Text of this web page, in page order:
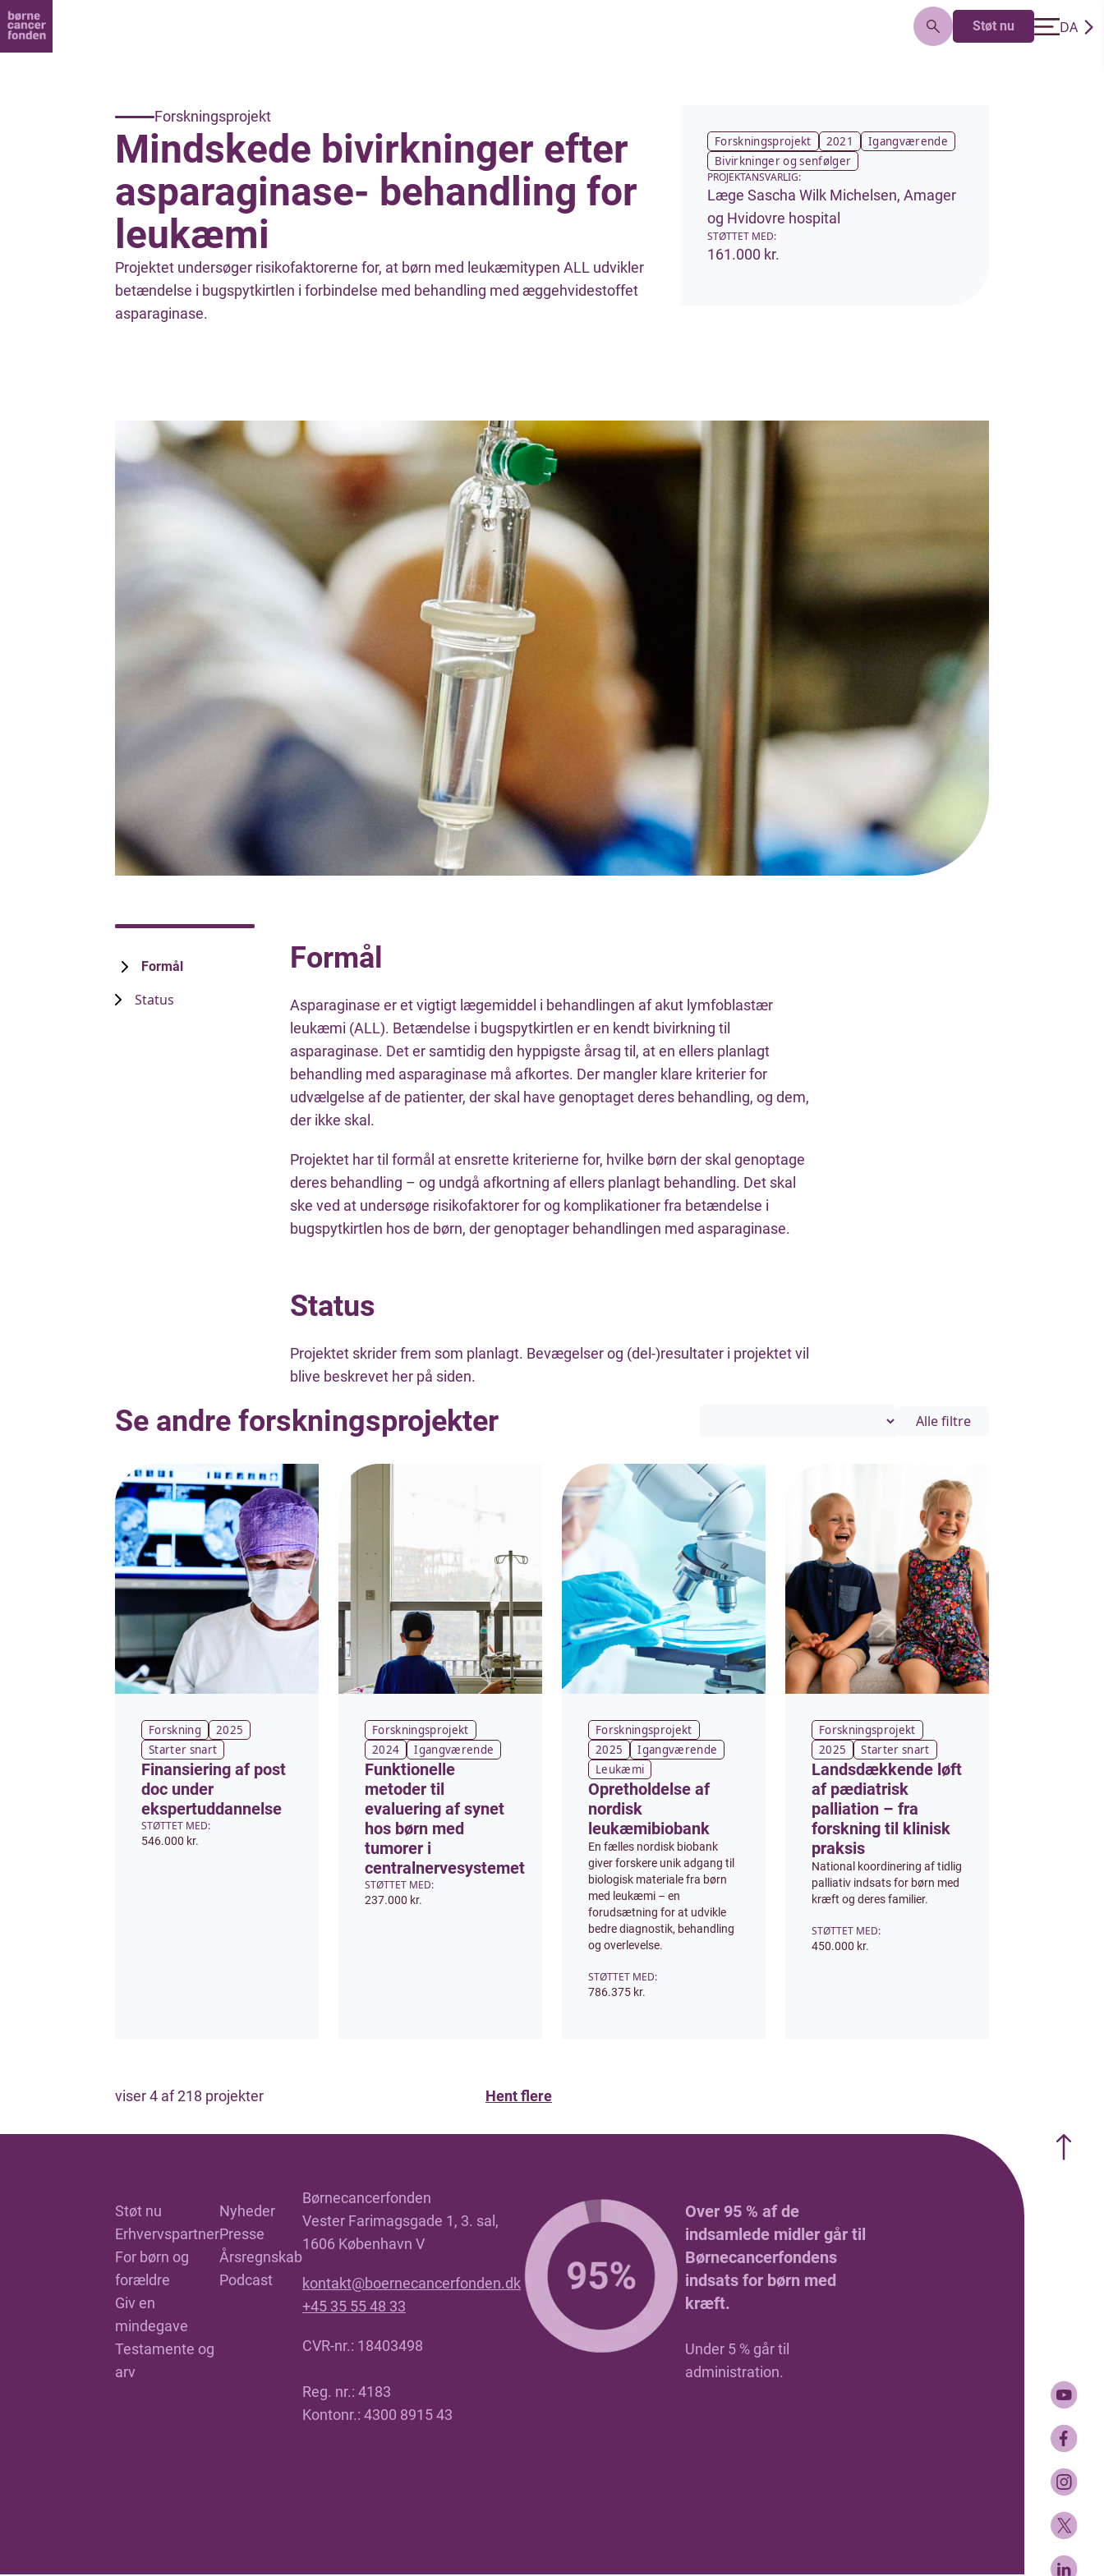
Støt nu
DA
Forskningsprojekt
Mindskede bivirkninger efter
asparaginase- behandling for
leukæmi
Projektet undersøger risikofaktorerne for, at børn med leukæmitypen ALL udvikler
betændelse i bugspytkirtlen i forbindelse med behandling med æggehvidestoffet
asparaginase.
Forskningsprojekt 2021
Igangværende
Bivirkninger og senfølger
PROJEKTANSVARLIG:
Læge Sascha Wilk Michelsen, Amager
og Hvidovre hospital
STØTTET MED:
161.000 kr.
Formål
Status
Formål
Asparaginase er et vigtigt lægemiddel i behandlingen af akut lymfoblastær
leukæmi (ALL). Betændelse i bugspytkirtlen er en kendt bivirkning til
asparaginase. Det er samtidig den hyppigste årsag til, at en ellers planlagt
behandling med asparaginase må afkortes. Der mangler klare kriterier for
udvælgelse af de patienter, der skal have genoptaget deres behandling, og dem,
der ikke skal.
Projektet har til formål at ensrette kriterierne for, hvilke børn der skal genoptage
deres behandling – og undgå afkortning af ellers planlagt behandling. Det skal
ske ved at undersøge risikofaktorer for og komplikationer fra betændelse i
bugspytkirtlen hos de børn, der genoptager behandlingen med asparaginase.
Status
Projektet skrider frem som planlagt. Bevægelser og (del-)resultater i projektet vil
blive beskrevet her på siden.
Se andre forskningsprojekter Alle filtre
Forskning
2025
Starter snart
Finansiering af post
doc under
ekspertuddannelse
STØTTET MED:
546.000 kr.
Forskningsprojekt
2024
Igangværende
Funktionelle
metoder til
evaluering af synet
hos børn med
tumorer i
centralnervesystemet
STØTTET MED:
237.000 kr.
Forskningsprojekt
2025
Igangværende
Leukæmi
Opretholdelse af
nordisk
leukæmibiobank
En fælles nordisk biobank
giver forskere unik adgang til
biologisk materiale fra børn
med leukæmi – en
forudsætning for at udvikle
bedre diagnostik, behandling
og overlevelse.
STØTTET MED:
786.375 kr.
Forskningsprojekt
2025
Starter snart
Landsdækkende løft
af pædiatrisk
palliation – fra
forskning til klinisk
praksis
National koordinering af tidlig
palliativ indsats for børn med
kræft og deres familier.
STØTTET MED:
450.000 kr.
viser4 af218 projekter Hent flere
Støt nu
Erhvervspartner
For børn og
forældre
Giv en
mindegave
Testamente og
arv
Nyheder
Presse
Årsregnskab
Podcast
Børnecancerfonden
Vester Farimagsgade 1, 3. sal,
1606 København V
kontakt@boernecancerfonden.dk
+45 35 55 48 33
CVR-nr.: 18403498
Reg. nr.: 4183
Kontonr.: 4300 8915 43
Over 95 % af de
indsamlede midler går til
Børnecancerfondens
indsats for børn med
kræft.
Under 5 % går til
administration.